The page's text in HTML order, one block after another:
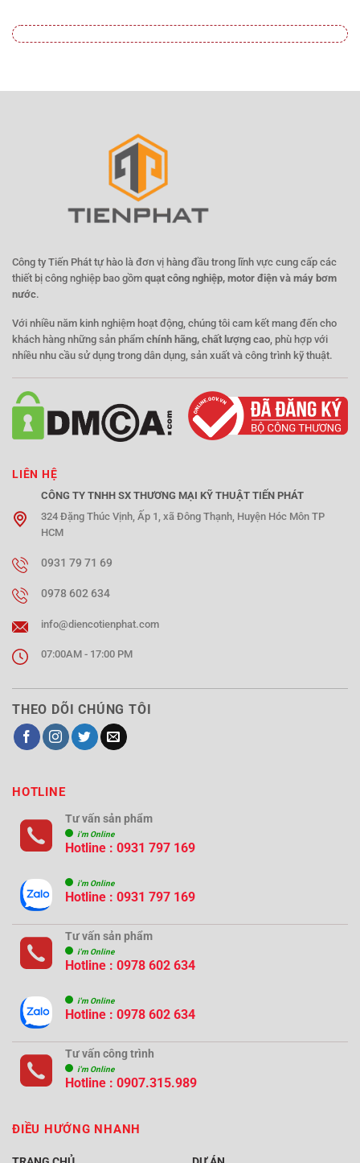
Công ty Tiến Phát tự hào là đơn vị hàng đầu trong lĩnh vực cung cấp các
thiết bị công nghiệp bao gồm quạt công nghiệp, motor điện và máy bơm
nước.
Với nhiều năm kinh nghiệm hoạt động, chúng tôi cam kết mang đến cho
khách hàng những sản phẩm chính hãng, chất lượng cao, phù hợp với
nhiều nhu cầu sử dụng trong dân dụng, sản xuất và công trình kỹ thuật.
LIÊN HỆ
CÔNG TY TNHH SX THƯƠNG MẠI KỸ THUẬT TIẾN PHÁT
324 Đặng Thúc Vịnh, Ấp 1, xã Đông Thạnh, Huyện Hóc Môn TP
HCM
0931 79 71 69
0978 602 634
info@diencotienphat.com
07:00AM - 17:00 PM
THEO DÕI CHÚNG TÔI
HOTLINE
Tư vấn sản phẩm
i'm Online
Hotline : 0931 797 169
i'm Online
Hotline : 0931 797 169
Tư vấn sản phẩm
i'm Online
Hotline : 0978 602 634
i'm Online
Hotline : 0978 602 634
Tư vấn công trình
i'm Online
Hotline : 0907.315.989
ĐIỀU HƯỚNG NHANH